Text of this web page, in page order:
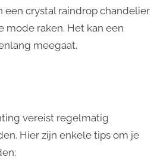
een crystal raindrop chandelier
mode raken. Het kan een
meegaat.
vereist regelmatig
Hier zijn enkele tips om je